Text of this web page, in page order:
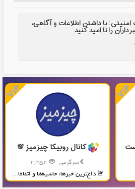
امنیتی: با داشتن اطلاعات و آگاهی،
را نا امید کنید
کانال روبیکا چیزمیز 💯
سرگرمی
🚨 داغ‌ترین خبرها، حاشیه‌ها و اتفاقا...